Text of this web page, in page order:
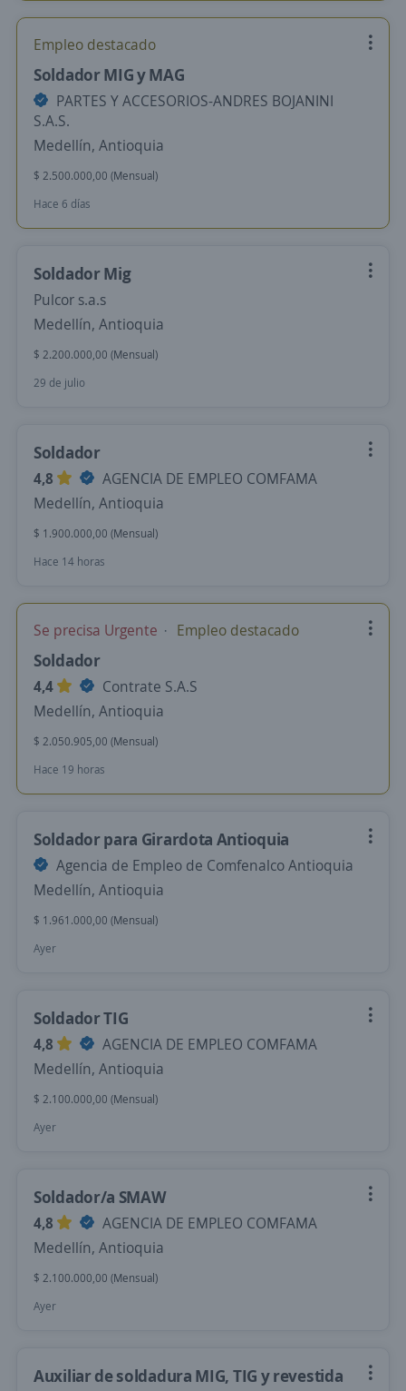
Empleo destacado
Soldador MIG y MAG
PARTES Y ACCESORIOS-ANDRES BOJANINI
S.A.S.
Medellín, Antioquia
$ 2.500.000,00 (Mensual)
Hace 6 días
Soldador Mig
Pulcor s.a.s
Medellín, Antioquia
$ 2.200.000,00 (Mensual)
29 de julio
Soldador
4,8
AGENCIA DE EMPLEO COMFAMA
Medellín, Antioquia
$ 1.900.000,00 (Mensual)
Hace 14 horas
Se precisa Urgente Empleo destacado
Soldador
4,4
Contrate S.A.S
Medellín, Antioquia
$ 2.050.905,00 (Mensual)
Hace 19 horas
Soldador para Girardota Antioquia
Agencia de Empleo de Comfenalco Antioquia
Medellín, Antioquia
$ 1.961.000,00 (Mensual)
Ayer
Soldador TIG
4,8
AGENCIA DE EMPLEO COMFAMA
Medellín, Antioquia
$ 2.100.000,00 (Mensual)
Ayer
Soldador/a SMAW
4,8
AGENCIA DE EMPLEO COMFAMA
Medellín, Antioquia
$ 2.100.000,00 (Mensual)
Ayer
Auxiliar de soldadura MIG, TIG y revestida